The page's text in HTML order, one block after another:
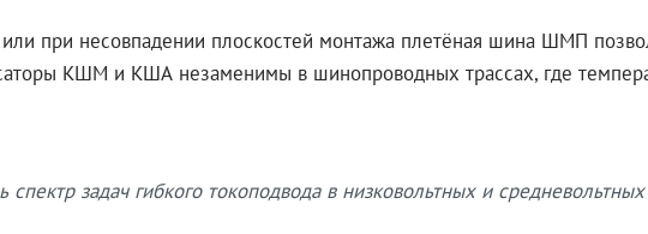
при несовпадении плоскостей монтажа плетёная шина ШМП
КШМ и КША незаменимы в шинопроводных трассах, где
задач гибкого токоподвода в низковольтных и